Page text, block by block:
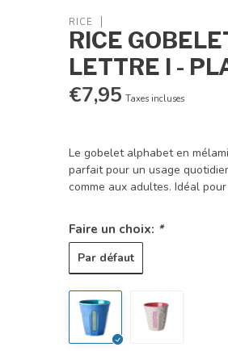
RICE
RICE
LETTRE I -
€7,95 Taxes incluses
Le gobelet alphabet en
parfait pour un usage
comme aux adultes. Idéal
Faire un choix: *
Par défaut